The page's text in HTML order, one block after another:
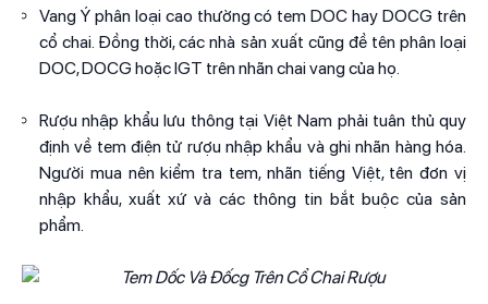
Vang Ý phân loại cao thường có tem DOC hay DOCG trên
cổ chai. Đồng thời, các nhà sản xuất cũng đề tên phân loại
DOC, DOCG hoặc IGT trên nhãn chai vang của họ.
Rượu nhập khẩu lưu thông tại Việt Nam phải tuân thủ quy
định về tem điện tử rượu nhập khẩu và ghi nhãn hàng hóa.
Người mua nên kiểm tra tem, nhãn tiếng Việt, tên đơn vị
nhập khẩu, xuất xứ và các thông tin bắt buộc của sản
phẩm.